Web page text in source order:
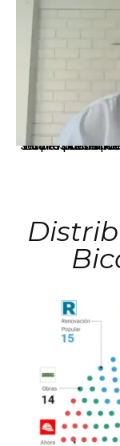
La presidenta Keiko Fujimori informó que la